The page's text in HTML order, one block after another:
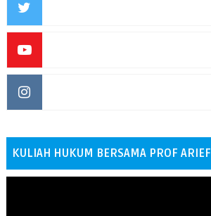
KULIAH HUKUM BERSAMA PROF ARIEF